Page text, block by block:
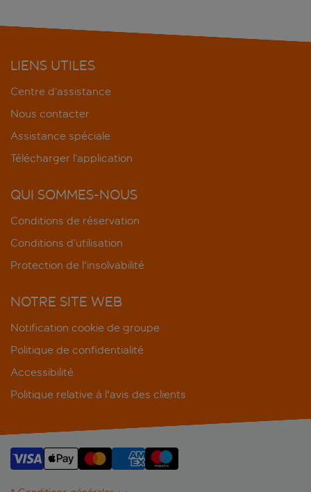
LIENS UTILES
Centre d’assistance
Nous contacter
Assistance spéciale
Télécharger l’application
QUI SOMMES-NOUS
Conditions de réservation
Conditions d’utilisation
Protection de l'insolvabilité
NOTRE SITE WEB
Notification cookie de groupe
Politique de confidentialité
Accessibilité
Politique relative à l'avis des clients